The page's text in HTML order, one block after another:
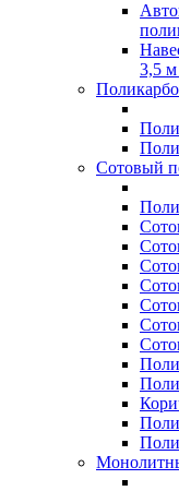
3,5
Сотовый